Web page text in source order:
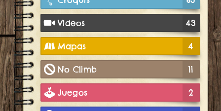
Videos 43
Mapas 4
No Climb 11
Juegos 2